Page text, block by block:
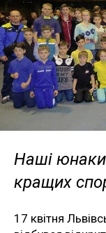
Наші юнаки
кращих
17 квітня